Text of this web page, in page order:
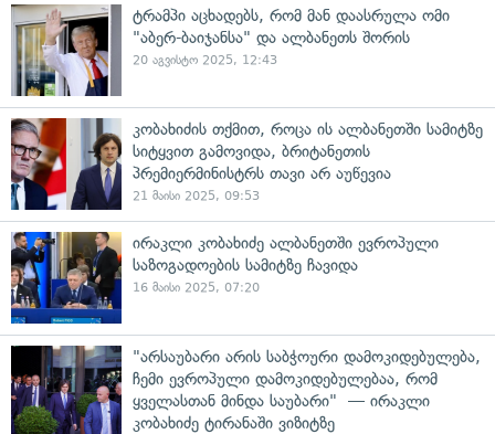
ტრამპი აცხადებს, რომ მან დაასრულა ომი
"აბერ-ბაიჯანსა" და ალბანეთს შორის
20 აგვისტო 2025, 12:43
კობახიძის თქმით, როცა ის ალბანეთში სამიტზე
სიტყვით გამოვიდა, ბრიტანეთის
პრემიერმინისტრს თავი არ აუწევია
21 მაისი 2025, 09:53
ირაკლი კობახიძე ალბანეთში ევროპული
საზოგადოების სამიტზე ჩავიდა
16 მაისი 2025, 07:20
"არსაუბარი არის საბჭოური დამოკიდებულება,
ჩემი ევროპული დამოკიდებულებაა, რომ
ყველასთან მინდა საუბარი" — ირაკლი
კობახიძე ტირანაში ვიზიტზე